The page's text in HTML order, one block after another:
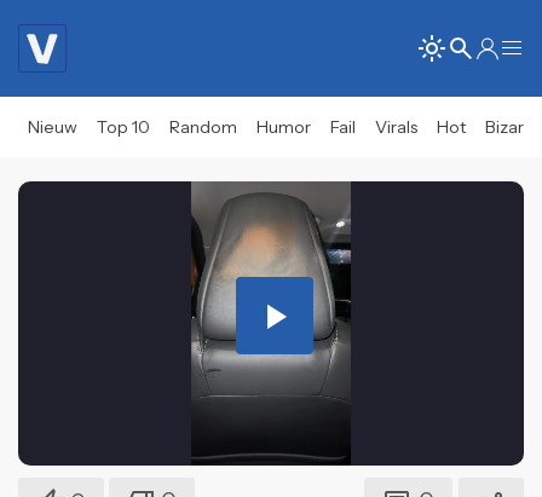
Nieuw Top 10 Random Humor Fail Virals Hot Bizar
Play
Video